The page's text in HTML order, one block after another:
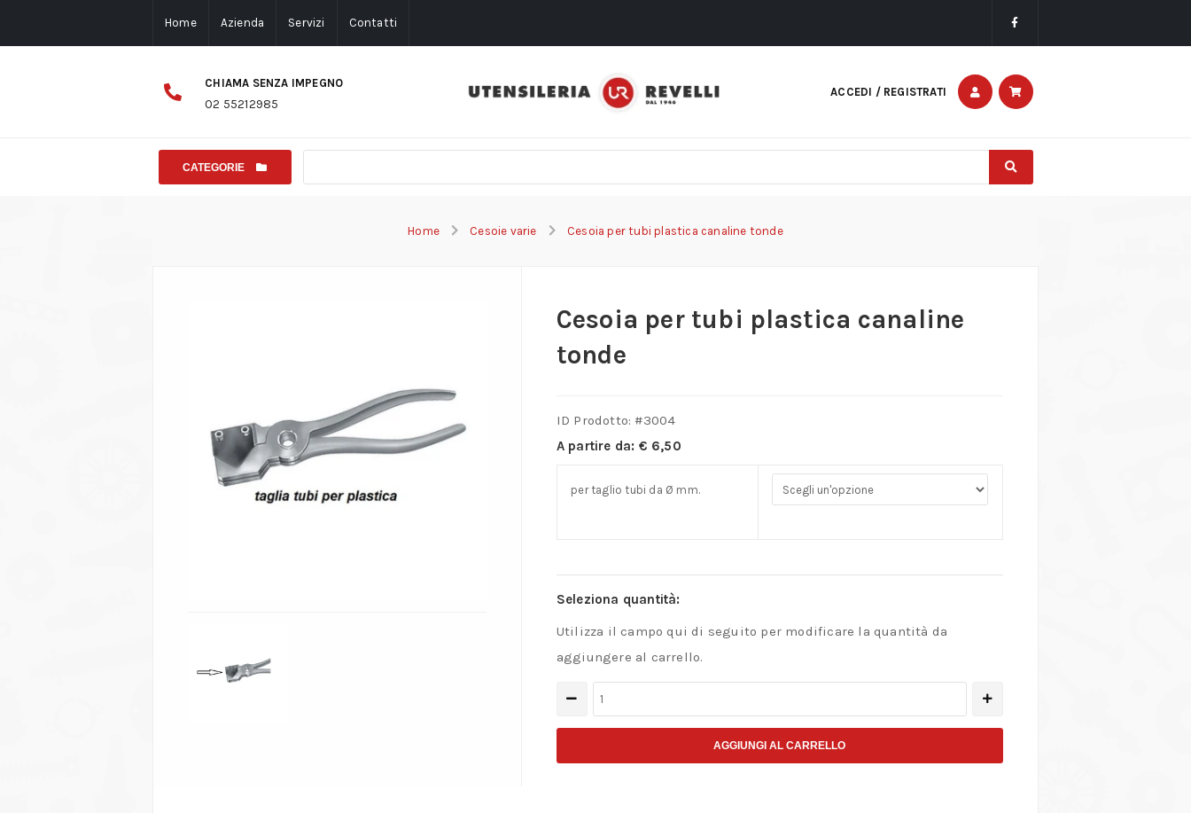
Home Azienda Servizi Contatti
CHIAMA SENZA IMPEGNO
02 55212985
ACCEDI / REGISTRATI
CATEGORIE
Home Cesoie varie Cesoia per tubi plastica canaline tonde
Cesoia per tubi plastica canaline
tonde
ID Prodotto: #3004
A partire da: € 6,50
per taglio tubi da Ø mm.
Seleziona quantità:
Utilizza il campo qui di seguito per modificare la quantità da
aggiungere al carrello.
Cesoia
AGGIUNGI AL CARRELLO